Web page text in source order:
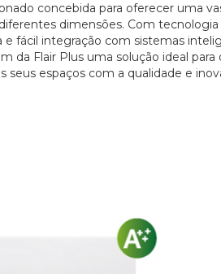
concebida para oferecer uma
dimensões. Com
e fácil integração com sistemas
da Flair Plus uma solução ideal para
espaços com a qualidade e